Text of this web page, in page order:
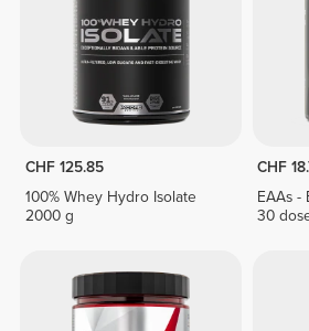
CHF 125.85
100% Whey Hydro Isolate
2000 g
CHF
EAAs -
30